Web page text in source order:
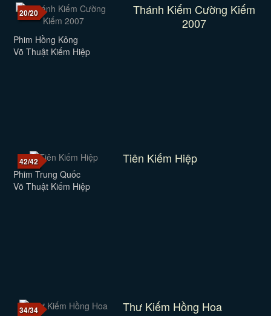
20/20
Thánh Kiếm Cường Kiếm
2007
Phim Hồng Kông
Võ Thuật Kiếm Hiệp
42/42 Tiên Kiếm Hiệp
Phim Trung Quốc
Võ Thuật Kiếm Hiệp
34/34 Thư Kiếm Hồng Hoa